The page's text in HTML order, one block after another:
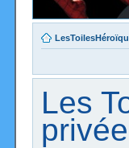
Les
privée